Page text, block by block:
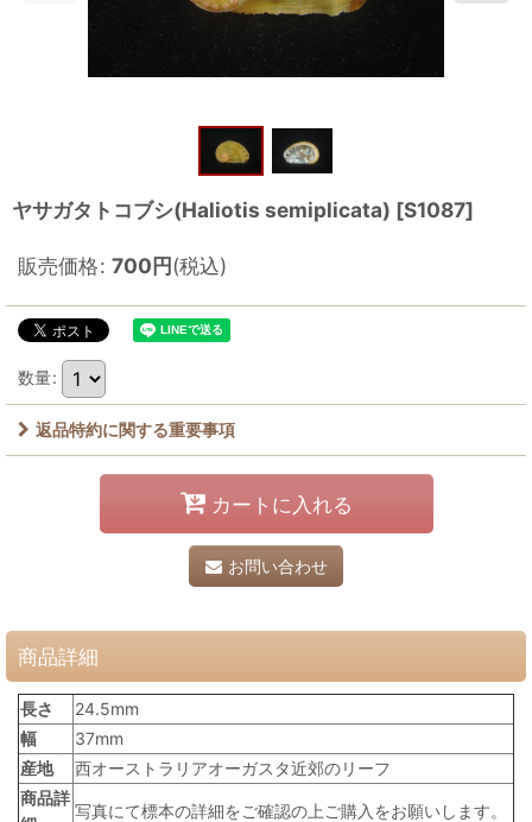
ヤサガタトコブシ(Haliotis semiplicata) [S1087]
販売価格: 700円(税込)
数量:
返品特約に関する重要事項
カートに入れる
お問い合わせ
商品詳細
長さ
24.5mm
幅
37mm
産地
西オーストラリアオーガスタ近郊のリーフ
商品詳
写真にて標本の詳細をご確認の上ご購入をお願いします。